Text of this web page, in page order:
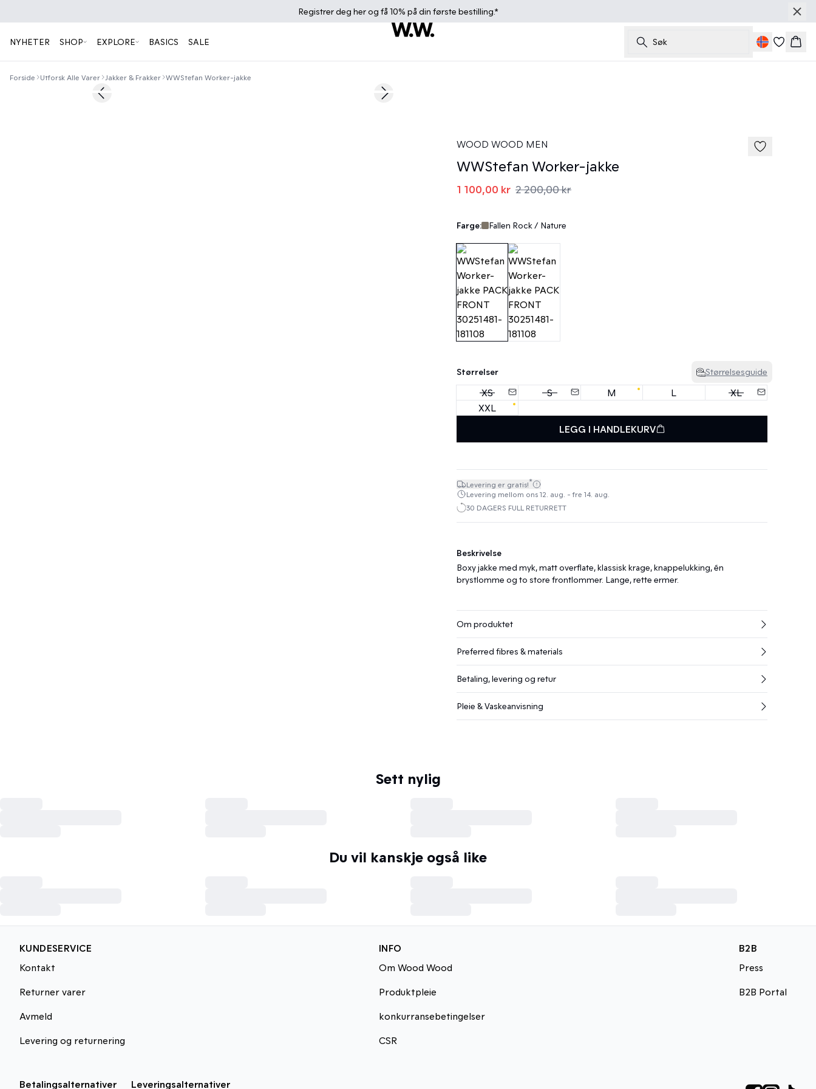
Registrer deg herog få 10% på din første bestilling.*
NYHETER SHOP EXPLORE BASICS SALE Søk
Forside Utforsk Alle Varer Jakker & Frakker WWStefan Worker-jakke
50%Previous slide Next slide
WOOD WOOD MEN
WWStefan Worker-jakke
1 100,00 kr 2 200,00 kr
Farge: Fallen Rock / Nature
Størrelser Størrelsesguide
XS S M L
XL
XXL
LEGG I HANDLEKURV
Levering er gratis!*
Levering mellom ons 12. aug. - fre 14. aug.
30 DAGERS FULL RETURRETT
Beskrivelse
Boxy jakke med myk, matt overflate, klassisk krage, knappelukking, én
brystlomme og to store frontlommer. Lange, rette ermer.
Om produktet
Preferred fibres & materials
Betaling, levering og retur
Pleie & Vaskeanvisning
Sett nylig
Du vil kanskje også like
KUNDESERVICE
Kontakt
Returner varer
Avmeld
Levering og returnering
INFO
Om Wood Wood
Produktpleie
konkurransebetingelser
CSR
B2B
Press
B2B Portal
Betalingsalternativer Leveringsalternativer